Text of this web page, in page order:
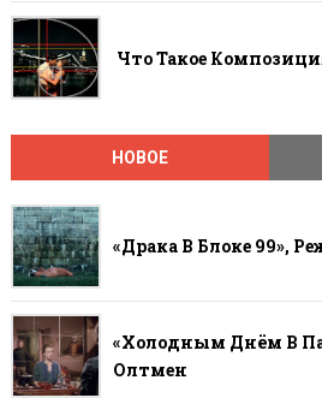
Что Такое
НОВОЕ
«Драка В Блоке 99»,
«Холодным Днём В
Олтмен